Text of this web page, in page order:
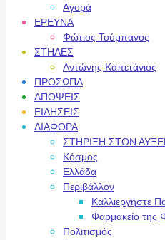
Αγορά
ΕΡΕΥΝΑ
Φώτιος Τούμπανος
ΣΤΗΛΕΣ
Αντώνης Καπετάνιος
ΠΡΟΣΩΠΑ
ΑΠΟΨΕΙΣ
ΕΙΔΗΣΕΙΣ
ΔΙΑΦΟΡΑ
ΣΤΗΡΙΞΗ ΣΤΟΝ
Κόσμος
Ελλάδα
Περιβάλλον
Καλλιεργήστε
Φαρμακείο της
Πολιτισμός